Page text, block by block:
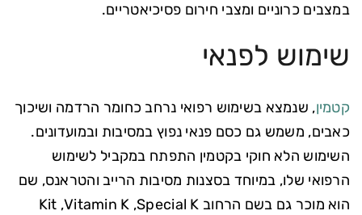
במצבים כרוניים ומצבי חירום פסיכיאטריים.
שימוש לפנאי
קטמין, שנמצא בשימוש רפואי נרחב כחומר הרדמה ושיכוך
כאבים, משמש גם כסם פנאי נפוץ במסיבות ובמועדונים.
השימוש הלא חוקי בקטמין התפתח במקביל לשימוש
הרפואי שלו, במיוחד בסצנות מסיבות הרייב והטראנס, שם
הוא מוכר גם בשם הרחוב Special K,‏ Vitamin K,‏ Kit